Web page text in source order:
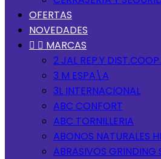
OFERTAS
NOVEDADES
  MARCAS
2 JAL REP.Y
3 M ESPA\A
3L INTERNACIONAL
ABC CONFORT
ABC TORNILLERIA
ABONOS NATURALES
ABRASIVOS GRINDING